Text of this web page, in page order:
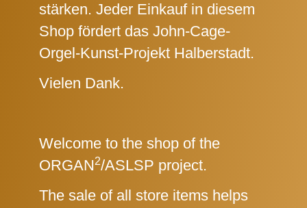
stärken. Jeder Einkauf in diesem
Shop fördert das John-Cage-
Orgel-Kunst-Projekt Halberstadt.
Vielen Dank.
Welcome to the shop of the
ORGAN2/ASLSP project.
The sale of all store items helps